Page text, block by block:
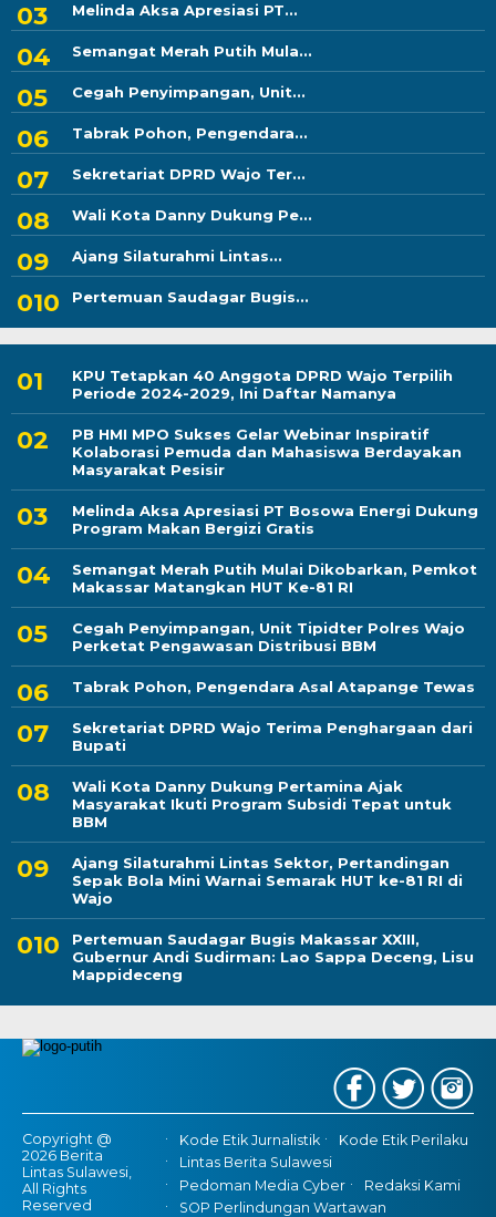
Melinda Aksa Apresiasi PT...
Semangat Merah Putih Mula...
Cegah Penyimpangan, Unit...
Tabrak Pohon, Pengendara...
Sekretariat DPRD Wajo Ter...
Wali Kota Danny Dukung Pe...
Ajang Silaturahmi Lintas...
Pertemuan Saudagar Bugis...
KPU Tetapkan 40 Anggota DPRD Wajo Terpilih
Periode 2024-2029, Ini Daftar Namanya
PB HMI MPO Sukses Gelar Webinar Inspiratif
Kolaborasi Pemuda dan Mahasiswa Berdayakan
Masyarakat Pesisir
Melinda Aksa Apresiasi PT Bosowa Energi Dukung
Program Makan Bergizi Gratis
Semangat Merah Putih Mulai Dikobarkan, Pemkot
Makassar Matangkan HUT Ke-81 RI
Cegah Penyimpangan, Unit Tipidter Polres Wajo
Perketat Pengawasan Distribusi BBM
Tabrak Pohon, Pengendara Asal Atapange Tewas
Sekretariat DPRD Wajo Terima Penghargaan dari
Bupati
Wali Kota Danny Dukung Pertamina Ajak
Masyarakat Ikuti Program Subsidi Tepat untuk
BBM
Ajang Silaturahmi Lintas Sektor, Pertandingan
Sepak Bola Mini Warnai Semarak HUT ke-81 RI di
Wajo
Pertemuan Saudagar Bugis Makassar XXIII,
Gubernur Andi Sudirman: Lao Sappa Deceng, Lisu
Mappideceng
Copyright @
2026 Berita
Lintas Sulawesi,
All Rights
Reserved
Kode Etik Jurnalistik
Kode Etik Perilaku
Lintas Berita Sulawesi
Pedoman Media Cyber
Redaksi Kami
SOP Perlindungan Wartawan